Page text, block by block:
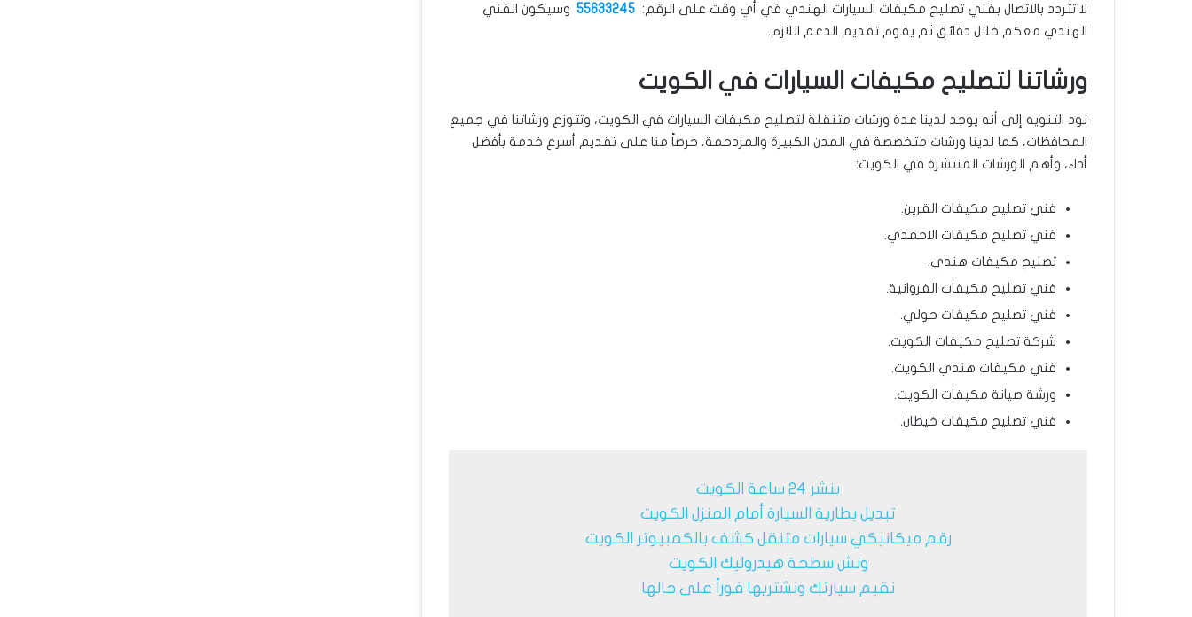
لا تتردد بالاتصال بفني تصليح مكيفات السيارات الهندي في أي وقت على الرقم: 55633245 وسيكون الفني
الهندي معكم خلال دقائق ثم يقوم تقديم الدعم اللازم.
ورشاتنا لتصليح مكيفات السيارات في الكويت
نود التنويه إلى أنه يوجد لدينا عدة ورشات متنقلة لتصليح مكيفات السيارات في الكويت، وتتوزع ورشاتنا في جميع
المحافظات، كما لدينا ورشات متخصصة في المدن الكبيرة والمزدحمة، حرصاً منا على تقديم أسرع خدمة بأفضل
أداء، وأهم الورشات المنتشرة في الكويت:
فني تصليح مكيفات القرين.
فني تصليح مكيفات الاحمدي.
تصليح مكيفات هندي.
فني تصليح مكيفات الفروانية.
فني تصليح مكيفات حولي.
شركة تصليح مكيفات الكويت.
فني مكيفات هندي الكويت.
ورشة صيانة مكيفات الكويت.
فني تصليح مكيفات خيطان.
بنشر 24 ساعة الكويت
تبديل بطارية السيارة أمام المنزل الكويت
رقم ميكانيكي سيارات متنقل كشف بالكمبيوتر الكويت
ونش سطحة هيدروليك الكويت
نقيم سيارتك ونشتريها فوراً‏ على حالها